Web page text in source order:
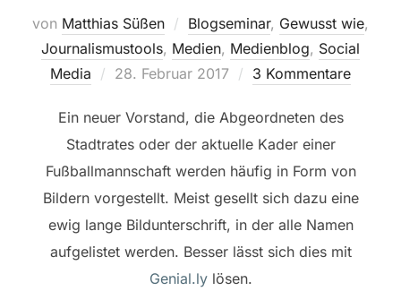
von Matthias Süßen Blogseminar, Gewusst wie,
Journalismustools, Medien, Medienblog, Social
Media
Veröffentlicht
28. Februar 2017 3 Kommentare
Ein neuer Vorstand, die Abgeordneten des
Stadtrates oder der aktuelle Kader einer
Fußballmannschaft werden häufig in Form von
Bildern vorgestellt. Meist gesellt sich dazu eine
ewig lange Bildunterschrift, in der alle Namen
aufgelistet werden. Besser lässt sich dies mit
Genial.lylösen.